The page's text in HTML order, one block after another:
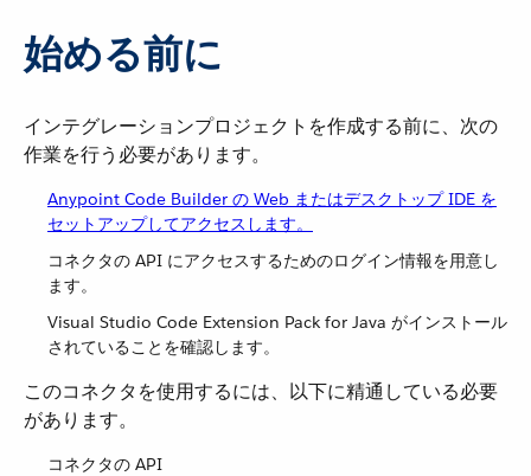
始める前に
インテグレーションプロジェクトを作成する前に、次の
作業を行う必要があります。
Anypoint Code Builder の Web またはデスクトップ IDE を
セットアップしてアクセスします。
コネクタの API にアクセスするためのログイン情報を用意し
ます。
Visual Studio Code Extension Pack for Java がインストール
されていることを確認します。
このコネクタを使用するには、以下に精通している必要
があります。
コネクタの API